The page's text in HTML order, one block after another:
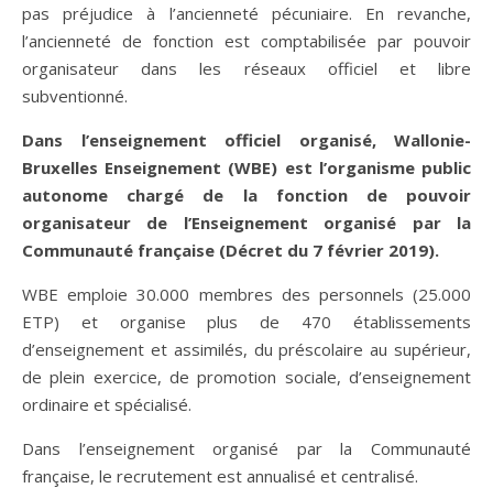
pas préjudice à l’ancienneté pécuniaire. En revanche,
l’ancienneté de fonction est comptabilisée par pouvoir
organisateur dans les réseaux officiel et libre
subventionné.
Dans l’enseignement officiel organisé, Wallonie-
Bruxelles Enseignement (WBE) est l’organisme public
autonome chargé de la fonction de pouvoir
organisateur de l’Enseignement organisé par la
Communauté française (Décret du 7 février 2019).
WBE emploie 30.000 membres des personnels (25.000
ETP) et organise plus de 470 établissements
d’enseignement et assimilés, du préscolaire au supérieur,
de plein exercice, de promotion sociale, d’enseignement
ordinaire et spécialisé.
Dans l’enseignement organisé par la Communauté
française, le recrutement est annualisé et centralisé.